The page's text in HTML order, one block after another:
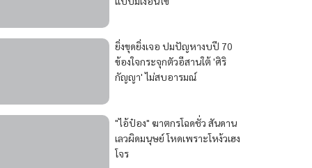
ยิ่งขุดยิ่งเจอ ปมปัญหางบปี 70
ข้องใจกระจุกตัวอีสานใต้ 'ศิริ
กัญญา' ไม่สบอารมณ์
"ไอ้ป๋อง" ฆาตกรโฉดชั่ว สันดาน
เลวผิดมนุษย์ โหดเพราะโหง้วเฮง
โจร